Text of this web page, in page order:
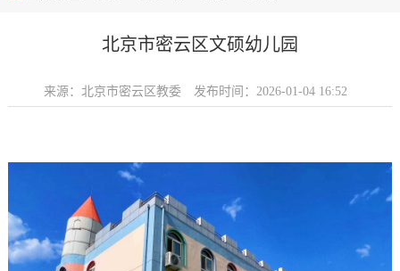
北京市密云区文硕幼儿园
来源：北京市密云区教委 发布时间：2026-01-04 16:52